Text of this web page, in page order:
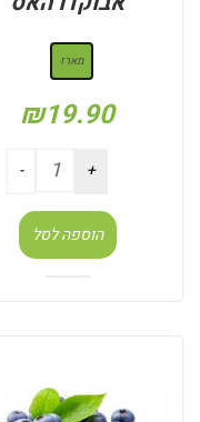
מארז
₪19.90
הוספה לסל